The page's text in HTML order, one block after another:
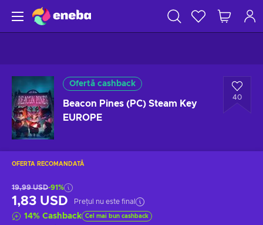
Ofertă cashback
Beacon Pines (PC) Steam Key
EUROPE
40
OFERTA RECOMANDATĂ
19,99 USD-91%
1,83 USD Prețul nu este final
14% Cashback Cel mai bun cashback